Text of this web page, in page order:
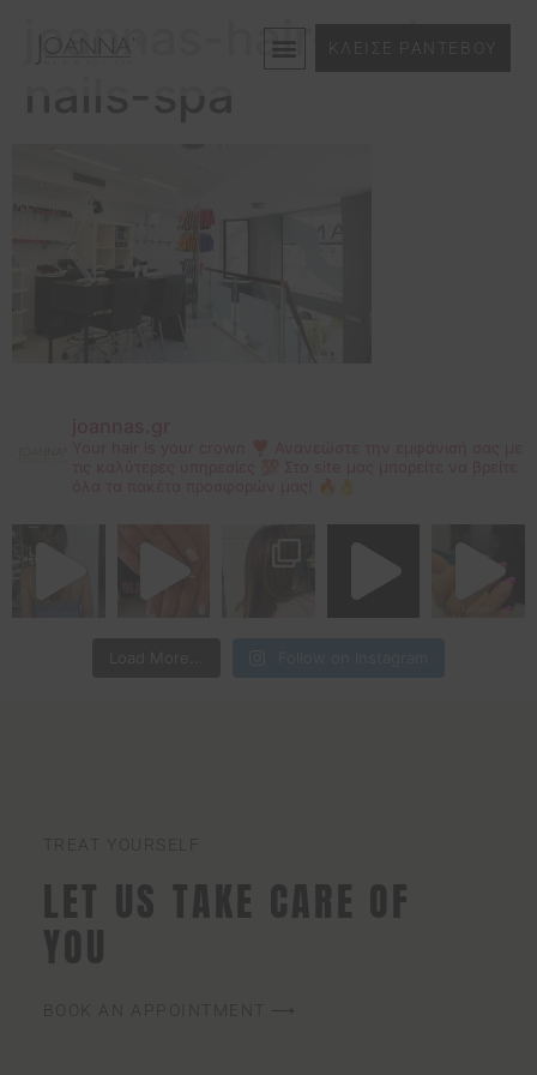
ΚΛΕΙΣΕ ΡΑΝΤΕΒΟΥ
joannas-hair-and-
όλα τα πακέτα προσφορών μας! 🔥👌
TREAT YOURSELF
LET US TAKE CARE OF
YOU
BOOK AN APPOINTMENT ⟶